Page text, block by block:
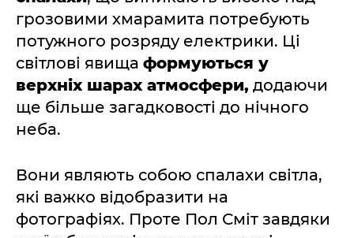
грозовими хмарамита потребують
потужного розряду електрики. Ці
світлові явища формуються у
верхніх шарах атмосфери, додаючи
ще більше загадковості до нічного
неба.
Вони являють собою спалахи світла,
які важко відобразити на
фотографіях. Проте Пол Сміт завдяки